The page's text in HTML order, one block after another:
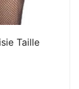
Taille